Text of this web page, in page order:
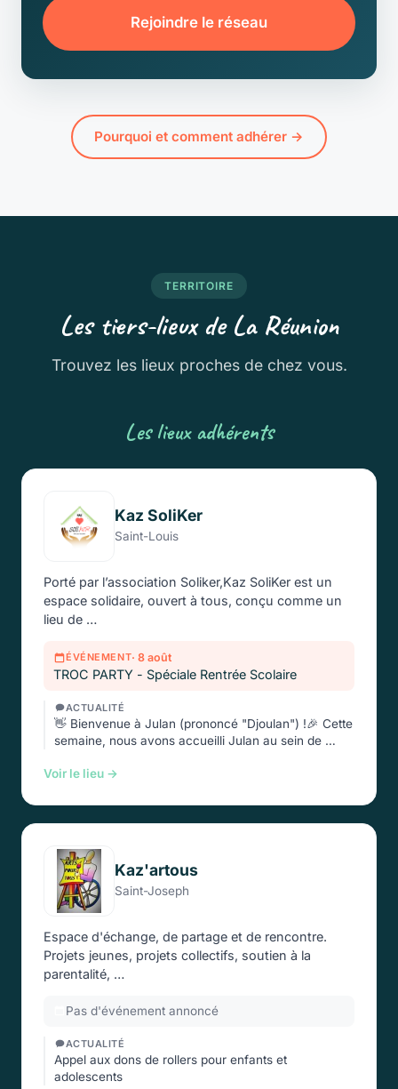
Rejoindre le réseau
Pourquoi et comment adhérer →
TERRITOIRE
Les tiers-lieux de La Réunion
Trouvez les lieux proches de chez vous.
Les lieux adhérents
Kaz SoliKer
Saint-Louis
Porté par l’association Soliker,Kaz SoliKer est un
espace solidaire, ouvert à tous, conçu comme un
lieu de …
ÉVÉNEMENT· 8 août
TROC PARTY - Spéciale Rentrée Scolaire
ACTUALITÉ
👋 Bienvenue à Julan (prononcé "Djoulan") !🎉 Cette
semaine, nous avons accueilli Julan au sein de …
Voir le lieu →
Kaz'artous
Saint-Joseph
Espace d'échange, de partage et de rencontre.
Projets jeunes, projets collectifs, soutien à la
parentalité, …
Pas d'événement annoncé
ACTUALITÉ
Appel aux dons de rollers pour enfants et
adolescents